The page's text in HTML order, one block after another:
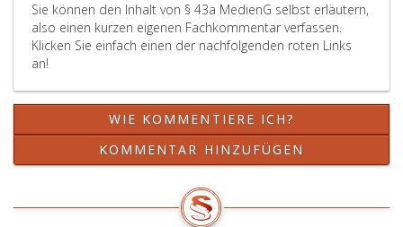
Laufbildern
enthalten,
unterliegen
Anbietungs-
und
Ablieferungspflicht.
oder
der
möglichen
Stelle
der
Bundesminister
für
Wohnen,
Kultur,
Medien
betragen
darf.
Sie können den Inhalt von § 43a MedienG selbst erläutern,
also einen kurzen eigenen Fachkommentar verfassen.
Klicken Sie einfach einen der nachfolgenden roten Links
an!
WIE KOMMENTIERE ICH?
KOMMENTAR HINZUFÜGEN